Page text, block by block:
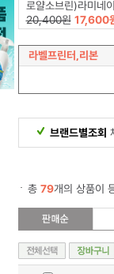
로얄소브린)라미네이팅필름
20,400원 17,600
라벨프린터,리본
브랜드별조회
총 79개의 상품이